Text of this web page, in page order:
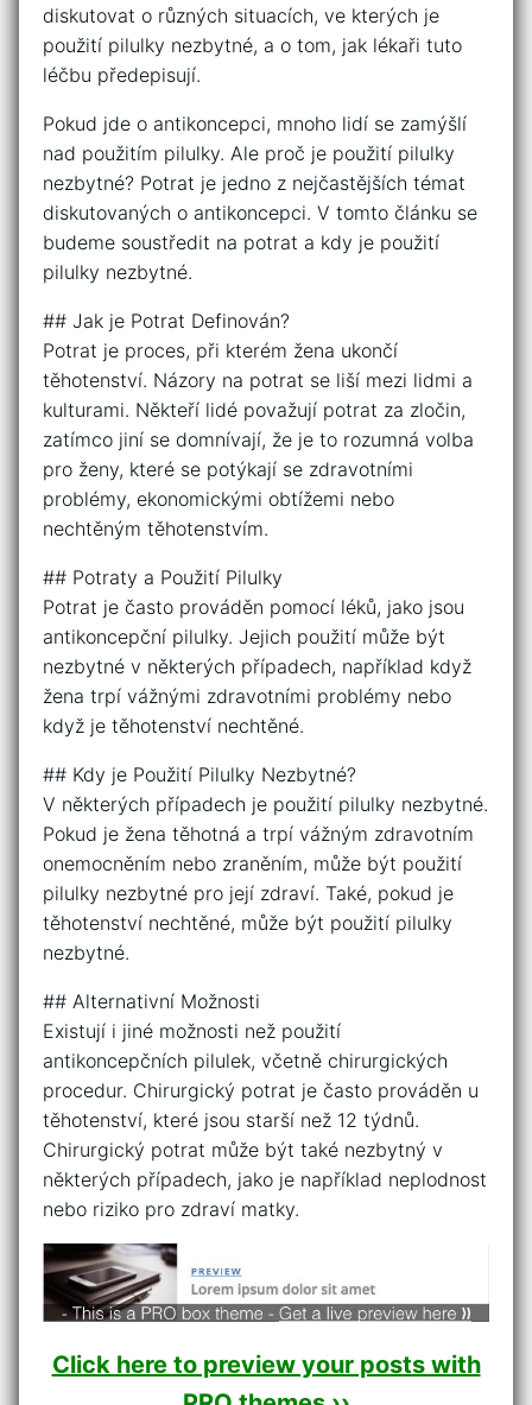
diskutovat o různých situacích, ve kterých je
použití pilulky nezbytné, a o tom, jak lékaři tuto
léčbu předepisují.
Pokud jde o antikoncepci, mnoho lidí se zamýšlí
nad použitím pilulky. Ale proč je použití pilulky
nezbytné? Potrat je jedno z nejčastějších témat
diskutovaných o antikoncepci. V tomto článku se
budeme soustředit na potrat a kdy je použití
pilulky nezbytné.
## Jak je Potrat Definován?
Potrat je proces, při kterém žena ukončí
těhotenství. Názory na potrat se liší mezi lidmi a
kulturami. Někteří lidé považují potrat za zločin,
zatímco jiní se domnívají, že je to rozumná volba
pro ženy, které se potýkají se zdravotními
problémy, ekonomickými obtížemi nebo
nechtěným těhotenstvím.
## Potraty a Použití Pilulky
Potrat je často prováděn pomocí léků, jako jsou
antikoncepční pilulky. Jejich použití může být
nezbytné v některých případech, například když
žena trpí vážnými zdravotními problémy nebo
když je těhotenství nechtěné.
## Kdy je Použití Pilulky Nezbytné?
V některých případech je použití pilulky nezbytné.
Pokud je žena těhotná a trpí vážným zdravotním
onemocněním nebo zraněním, může být použití
pilulky nezbytné pro její zdraví. Také, pokud je
těhotenství nechtěné, může být použití pilulky
nezbytné.
## Alternativní Možnosti
Existují i jiné možnosti než použití
antikoncepčních pilulek, včetně chirurgických
procedur. Chirurgický potrat je často prováděn u
těhotenství, které jsou starší než 12 týdnů.
Chirurgický potrat může být také nezbytný v
některých případech, jako je například neplodnost
nebo riziko pro zdraví matky.
Click here to preview your posts with